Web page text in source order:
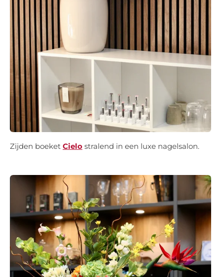
Zijden boeket Cielo stralend in een luxe nagelsalon.